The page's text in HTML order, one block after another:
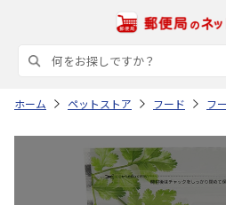
ホーム ペットストア フード フ